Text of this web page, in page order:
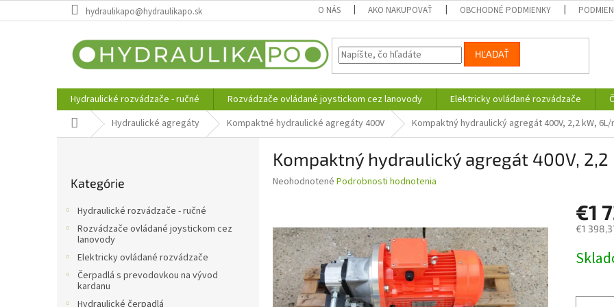
na
hydraulikapo@hydraulikapo.sk O NÁS AKO NAKUPOVAŤ OBCHODNÉ PODMIENKY
HĽADAŤ
Hydraulické rozvádzače - ručné Rozvádzače ovládané joystickom cez lanovody Elektricky ovládané rozvádzače
DomovHydraulické agregáty Kompaktné hydraulické agregáty 400V Kompaktný hydraulický agregát 400V, 2,2 kW, 6L/
kategórie
Kategórie
Hydraulické rozvádzače - ručné
Rozvádzače ovládané joystickom cez
lanovody
Elektricky ovládané rozvádzače
Čerpadlá s prevodovkou na vývod
kardanu
Hydraulické čerpadlá
Kompaktný hydraulický agregát 400V,
Priemerné
0,0
z
5
hviezdičiek.
Neohodnotené Podrobnosti hodnotenia
€1
€1
cena: